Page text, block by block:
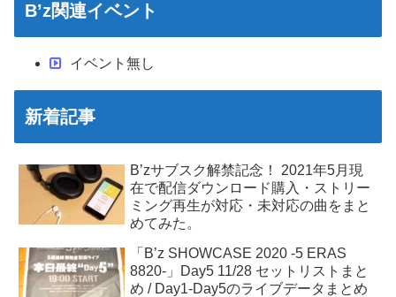
B’z関連イベント
イベント無し
新着記事
B’zサブスク解禁記念！ 2021年5月現
在で配信ダウンロード購入・ストリー
ミング再生が対応・未対応の曲をまと
めてみた。
「B’z SHOWCASE 2020 -5 ERAS
8820-」Day5 11/28 セットリストまと
め / Day1-Day5のライブデータまとめ